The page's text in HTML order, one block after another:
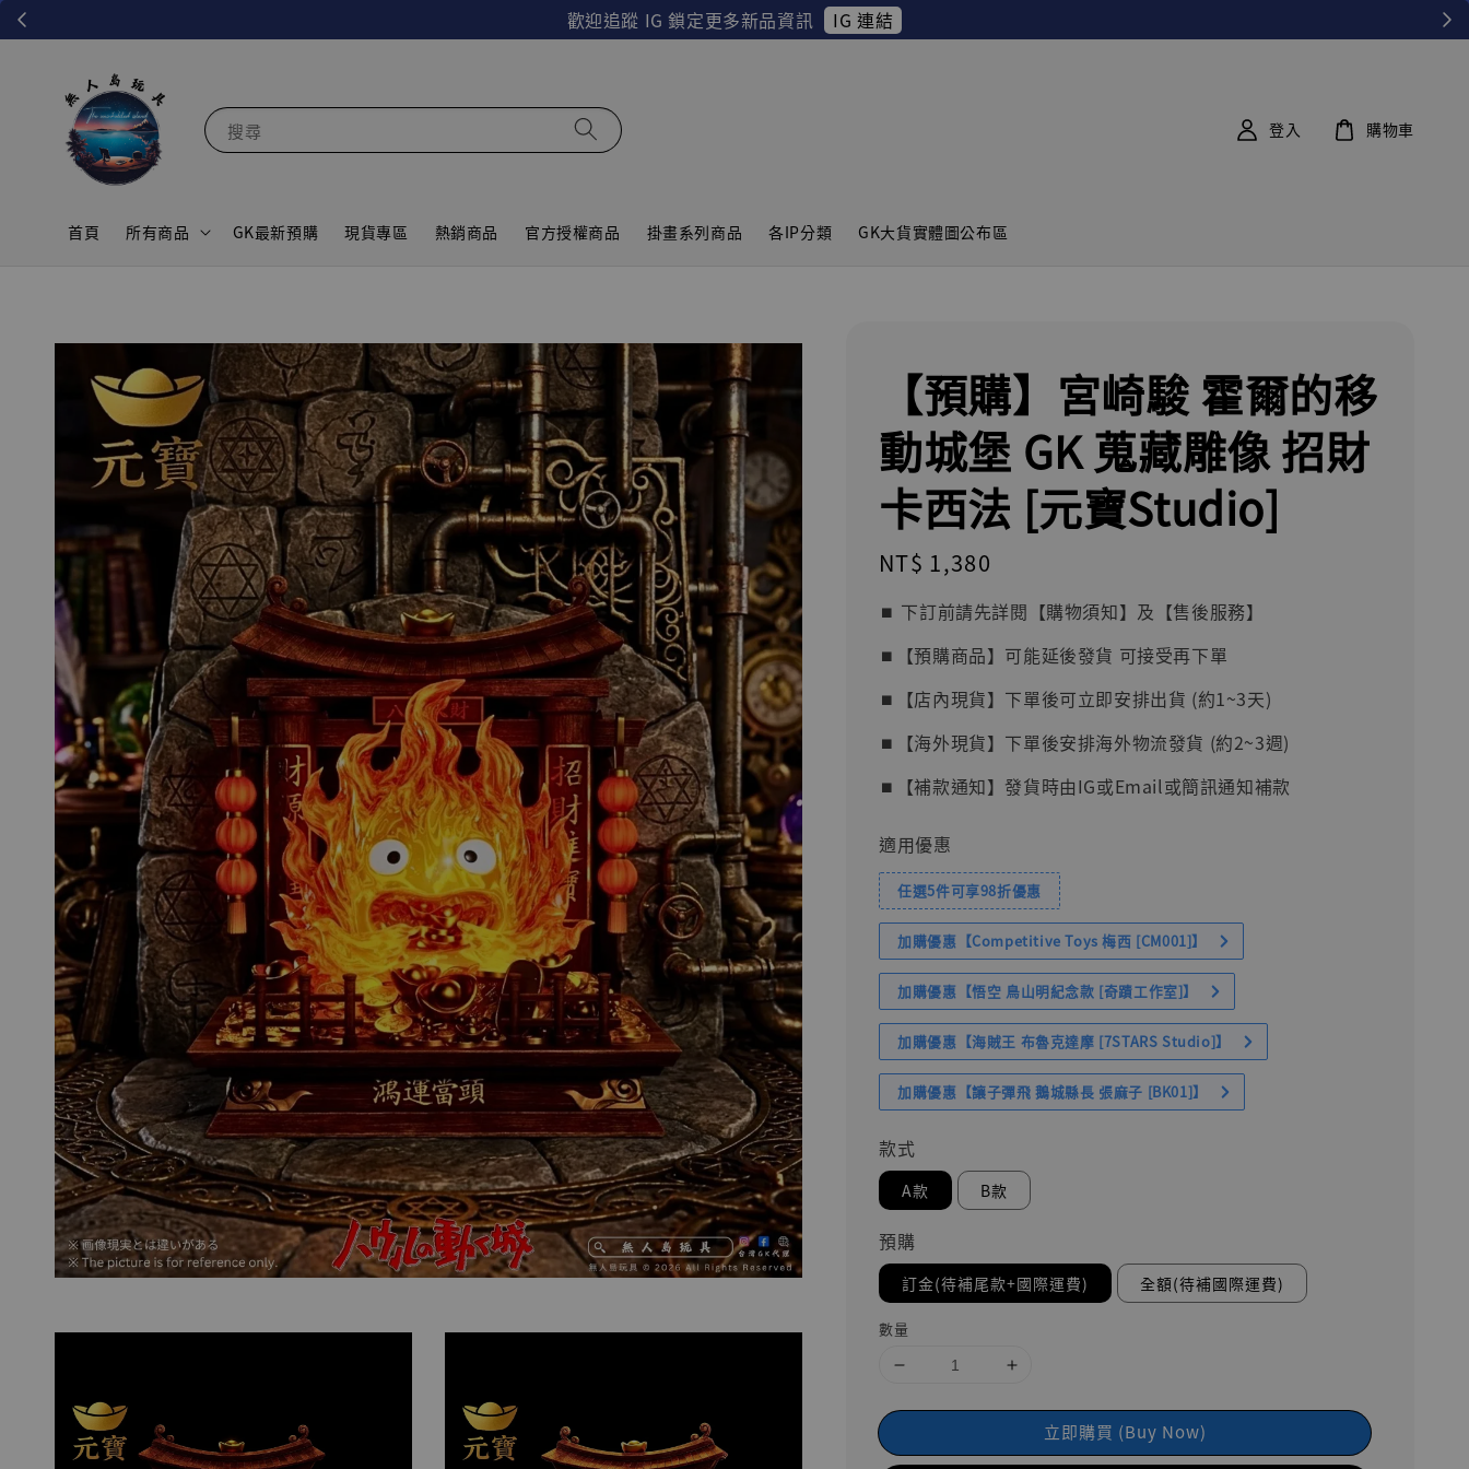
歡迎追蹤 IG 鎖定更多新品資訊 IG 連結
搜尋
首頁 所有商品 GK最新預購 現貨專區 熱銷商品 官方授權商品 掛畫系列商品 各IP分類 GK大貨實體圖公布區
登入 購物車
【預購】宮崎駿 霍爾的移
動城堡 GK 蒐藏雕像 招財
卡西法 [元寶Studio]
Regular
price
NT$ 1,380
⏹︎ 下訂前請先詳閱【購物須知】及【售後服務】
⏹︎【預購商品】可能延後發貨 可接受再下單
⏹︎【店內現貨】下單後可立即安排出貨 (約1~3天)
⏹︎【海外現貨】下單後安排海外物流發貨 (約2~3週)
⏹︎【補款通知】發貨時由IG或Email或簡訊通知補款
適用優惠
任選5件可享98折優惠
加購優惠【Competitive Toys 梅西 [CM001]】
加購優惠【悟空 鳥山明紀念款 [奇蹟工作室]】
加購優惠【海賊王 布魯克達摩 [7STARS Studio]】
加購優惠【讓子彈飛 鵝城縣長 張麻子 [BK01]】
款式
A款 B款
預購
訂金(待補尾款+國際運費) 全額(待補國際運費)
數量
立即購買 (Buy Now)